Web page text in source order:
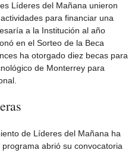
Líderes del Mañana unieron
para financiar una
a la Institución al año
en el Sorteo de la Beca
ha otorgado diez becas para
de Monterrey para
de Líderes del Mañana ha
abrió su convocatoria